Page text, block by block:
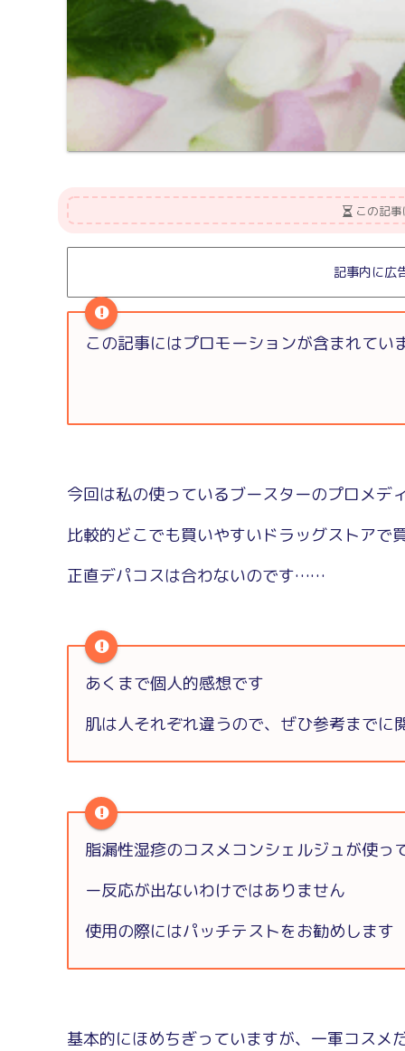
この記事
記事内に広
この記事にはプロモーションが含まれてい
今回は私の使っているブースターのプロメ
比較的どこでも買いやすいドラッグストアで
正直デパコスは合わないのです……
あくまで個人的感想です
肌は人それぞれ違うので、ぜひ参考までに
脂漏性湿疹のコスメコンシェルジュが使
ー反応が出ないわけではありません
使用の際にはパッチテストをお勧めします
基本的にほめちぎっていますが、一軍コスメ